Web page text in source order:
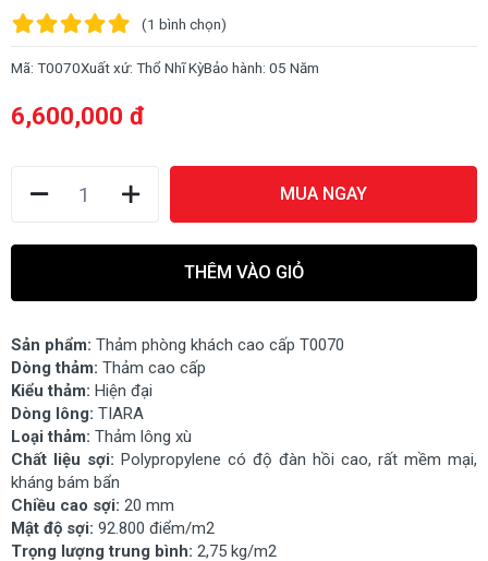
(1 bình chọn)
Mã: T0070Xuất xứ: Thổ Nhĩ KỳBảo hành: 05 Năm
6,600,000 đ
MUA NGAY
THÊM VÀO GIỎ
Sản phẩm: Thảm phòng khách cao cấp T0070
Dòng thảm: Thảm cao cấp
Kiểu thảm: Hiện đại
Dòng lông: TIARA
Loại thảm: Thảm lông xù
Chất liệu sợi: Polypropylene có độ đàn hồi cao, rất mềm mại,
kháng bám bẩn
Chiều cao sợi: 20 mm
Mật độ sợi: 92.800 điểm/m2
Trọng lượng trung bình: 2,75 kg/m2